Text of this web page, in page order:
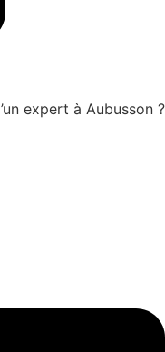
expert à Aubusson ?